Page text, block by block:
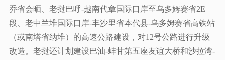
乔省会晒、老挝巴呼-越南代章国际口岸至乌多姆赛省2E
段、老中兰堆国际口岸-丰沙里省本代县-乌多姆赛省高铁站
（或南塔省纳堆）的高速公路建设，对12号公路进行升级
改造。老挝还计划建设巴汕-蚌甘第五座友谊大桥和沙拉湾-